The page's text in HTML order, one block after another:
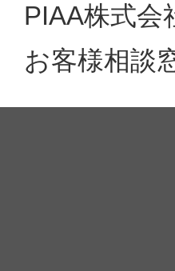
PIAA株式会
お客様相談